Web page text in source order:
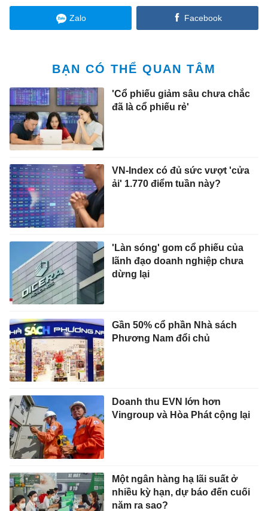
Zalo Facebook
BẠN CÓ THỂ QUAN TÂM
'Cổ phiếu giảm sâu chưa chắc
đã là cổ phiếu rẻ'
VN-Index có đủ sức vượt 'cửa
ải' 1.770 điểm tuần này?
'Làn sóng' gom cổ phiếu của
lãnh đạo doanh nghiệp chưa
dừng lại
Gần 50% cổ phần Nhà sách
Phương Nam đổi chủ
Doanh thu EVN lớn hơn
Vingroup và Hòa Phát cộng lại
Một ngân hàng hạ lãi suất ở
nhiều kỳ hạn, dự báo đến cuối
năm ra sao?